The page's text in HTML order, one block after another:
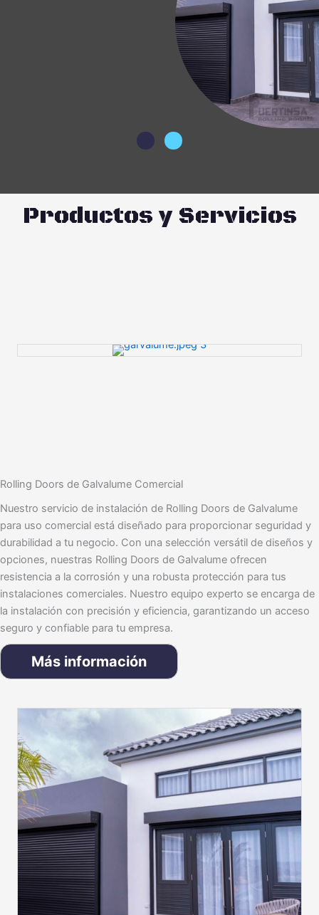
Productos y Servicios
Rolling Doors de Galvalume Comercial
Nuestro servicio de instalación de Rolling Doors de Galvalume
para uso comercial está diseñado para proporcionar seguridad y
durabilidad a tu negocio. Con una selección versátil de diseños y
opciones, nuestras Rolling Doors de Galvalume ofrecen
resistencia a la corrosión y una robusta protección para tus
instalaciones comerciales. Nuestro equipo experto se encarga de
la instalación con precisión y eficiencia, garantizando un acceso
seguro y confiable para tu empresa.
Más información